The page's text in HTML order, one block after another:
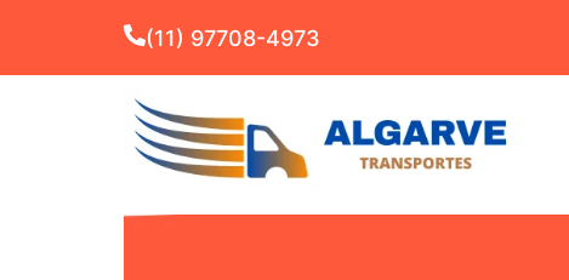
(11) 97708-4973